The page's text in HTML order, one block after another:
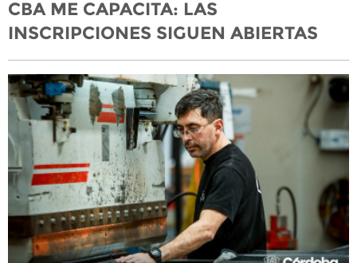
CBA ME CAPACITA: LAS
INSCRIPCIONES SIGUEN ABIERTAS